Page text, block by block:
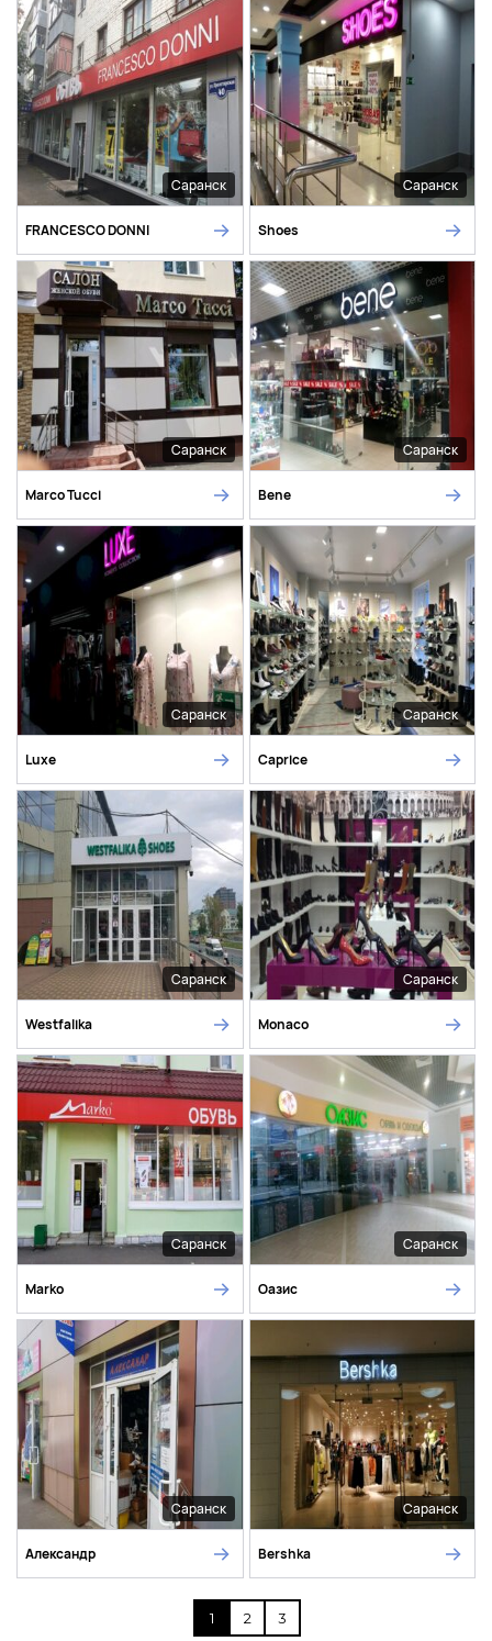
Саранск
FRANCESCO DONNI
Саранск
Shoes
Саранск
Marco Tucci
Саранск
Bene
Саранск
Luxe
Саранск
Caprice
Саранск
Westfalika
Саранск
Monaco
Саранск
Marko
Саранск
Оазис
Саранск
Александр
Саранск
Bershka
1 2 3